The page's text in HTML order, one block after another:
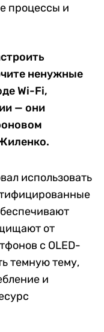
процессы и
ненужные
Wi-Fi,
— они
использовать
от
с OLED-
темную тему,
и